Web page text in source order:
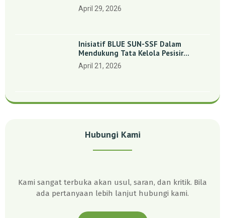
Indonesia’: Perkuat Dasar Ilmiah Dan
Kolaborasi Konservasi
April 29, 2026
Inisiatif BLUE SUN-SSF Dalam
Mendukung Tata Kelola Pesisir
Melalui Pemetaan Partisipatif Di
Enam Desa Kepulauan Riau
April 21, 2026
Hubungi Kami
Kami sangat terbuka akan usul, saran, dan kritik. Bila
ada pertanyaan lebih lanjut hubungi kami.